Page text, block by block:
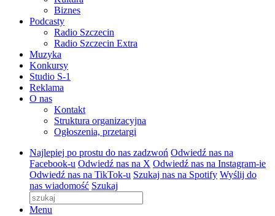
Biznes
Podcasty
Radio Szczecin
Radio Szczecin Extra
Muzyka
Konkursy
Studio S-1
Reklama
O nas
Kontakt
Struktura organizacyjna
Ogłoszenia, przetargi
Najlepiej po prostu do nas zadzwoń Odwiedź nas na
Facebook-u Odwiedź nas na X Odwiedź nas na Instagram-ie
Odwiedź nas na TikTok-u Szukaj nas na Spotify Wyślij do
nas wiadomość Szukaj
Menu